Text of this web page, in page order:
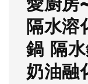
愛廚房
隔水溶
鍋 隔
奶油融